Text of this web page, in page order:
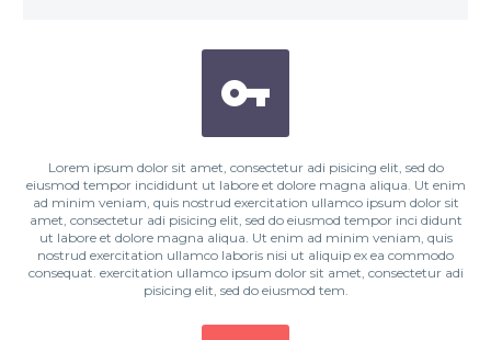


Lorem ipsum dolor sit amet, consectetur adi pisicing elit, sed do
eiusmod tempor incididunt ut labore et dolore magna aliqua. Ut enim
ad minim veniam, quis nostrud exercitation ullamco ipsum dolor sit
amet, consectetur adi pisicing elit, sed do eiusmod tempor inci didunt
ut labore et dolore magna aliqua. Ut enim ad minim veniam, quis
nostrud exercitation ullamco laboris nisi ut aliquip ex ea commodo
consequat. exercitation ullamco ipsum dolor sit amet, consectetur adi
pisicing elit, sed do eiusmod tem.